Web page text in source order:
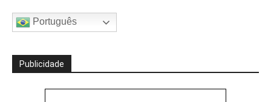
Português
Publicidade